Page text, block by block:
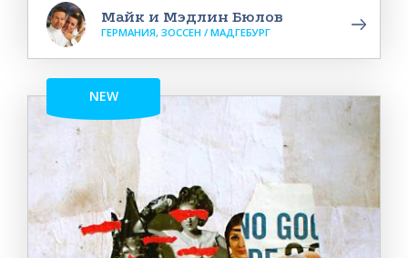
Майк и Мэдлин Бюлов
ГЕРМАНИЯ, ЗОССЕН / МАДГЕБУРГ
NEW